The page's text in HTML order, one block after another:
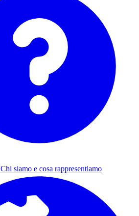
Chi siamo e cosa rappresentiamo